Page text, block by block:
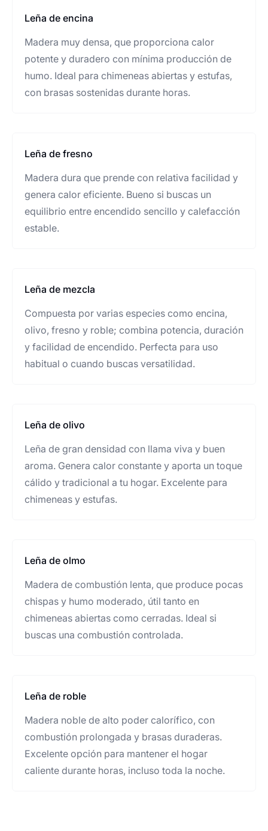
Leña de encina
Madera muy densa, que proporciona calor
potente y duradero con mínima producción de
humo. Ideal para chimeneas abiertas y estufas,
con brasas sostenidas durante horas.
Leña de fresno
Madera dura que prende con relativa facilidad y
genera calor eficiente. Bueno si buscas un
equilibrio entre encendido sencillo y calefacción
estable.
Leña de mezcla
Compuesta por varias especies como encina,
olivo, fresno y roble; combina potencia, duración
y facilidad de encendido. Perfecta para uso
habitual o cuando buscas versatilidad.
Leña de olivo
Leña de gran densidad con llama viva y buen
aroma. Genera calor constante y aporta un toque
cálido y tradicional a tu hogar. Excelente para
chimeneas y estufas.
Leña de olmo
Madera de combustión lenta, que produce pocas
chispas y humo moderado, útil tanto en
chimeneas abiertas como cerradas. Ideal si
buscas una combustión controlada.
Leña de roble
Madera noble de alto poder calorífico, con
combustión prolongada y brasas duraderas.
Excelente opción para mantener el hogar
caliente durante horas, incluso toda la noche.